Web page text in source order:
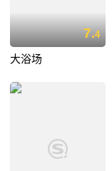
7.4
大浴场